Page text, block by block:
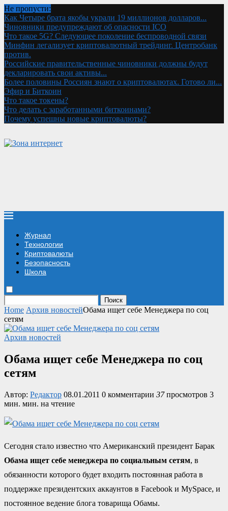
Не пропусти:
Как Четыре брата якобы украли 19 миллионов долларов...
Чиновники предупреждают об опасности ICO
Что такое 5G? Следующее поколение беспроводной связи
Минфин легализует криптовалютный трейдинг. Центробанк
против.
Российские правительственные чиновники должны будут
декларировать свои активы...
Более половины Россиян знают о криптовалютах. Готово ли...
Эфир и Биткоин
Что такое токены?
Что делать с заработанными биткоинами?
Почему успешны новые криптовалюты?
Журнал
Технологии
Криптовалюты
Безопасность
Школа
Поиск
Home Архив новостейОбама ищет себе Менеджера по соц
сетям
Архив новостей
Обама ищет себе Менеджера по соц
сетям
Автор: Редактор 08.01.2011 0 комментарии 37просмотров 3
мин. мин. на чтение
Сегодня стало известно что Американский президент Барак
Обама ищет себе менеджера по социальным сетям, в
обязанности которого будет входить постоянная работа в
поддержке президентских аккаунтов в Facebook и MySpace, и
постоянное ведение блога товарища Обамы.